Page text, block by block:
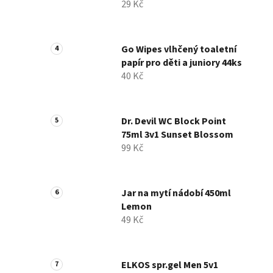
29 Kč
Go Wipes vlhčený toaletní
papír pro děti a juniory 44ks
40 Kč
Dr. Devil WC Block Point
75ml 3v1 Sunset Blossom
99 Kč
Jar na mytí nádobí 450ml
Lemon
49 Kč
ELKOS spr.gel Men 5v1